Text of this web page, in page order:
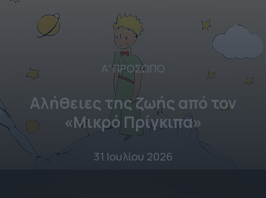
Α' ΠΡΟΣΩΠΟ
Αλήθειες της ζωής από τον
«Μικρό Πρίγκιπα»
31 Ιουλίου 2026